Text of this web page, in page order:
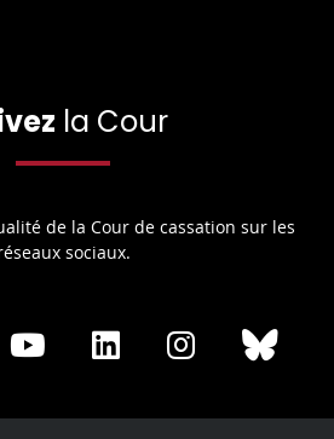
la Cour
de la Cour de cassation sur les
sociaux.
Share
Youtube
Share
LinkedIn
Share
Instagram